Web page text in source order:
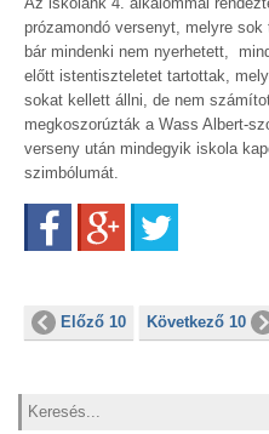
prózamondó versenyt, melyre
bár mindenki nem nyerhetett,
előtt istentiszteletet tartottak,
sokat kellett állni, de nem
megkoszorúzták a Wass Albert-
verseny után mindegyik iskola
szimbólumát.
FacebookGoogle+
Előző 10 Következő 10
Keresés